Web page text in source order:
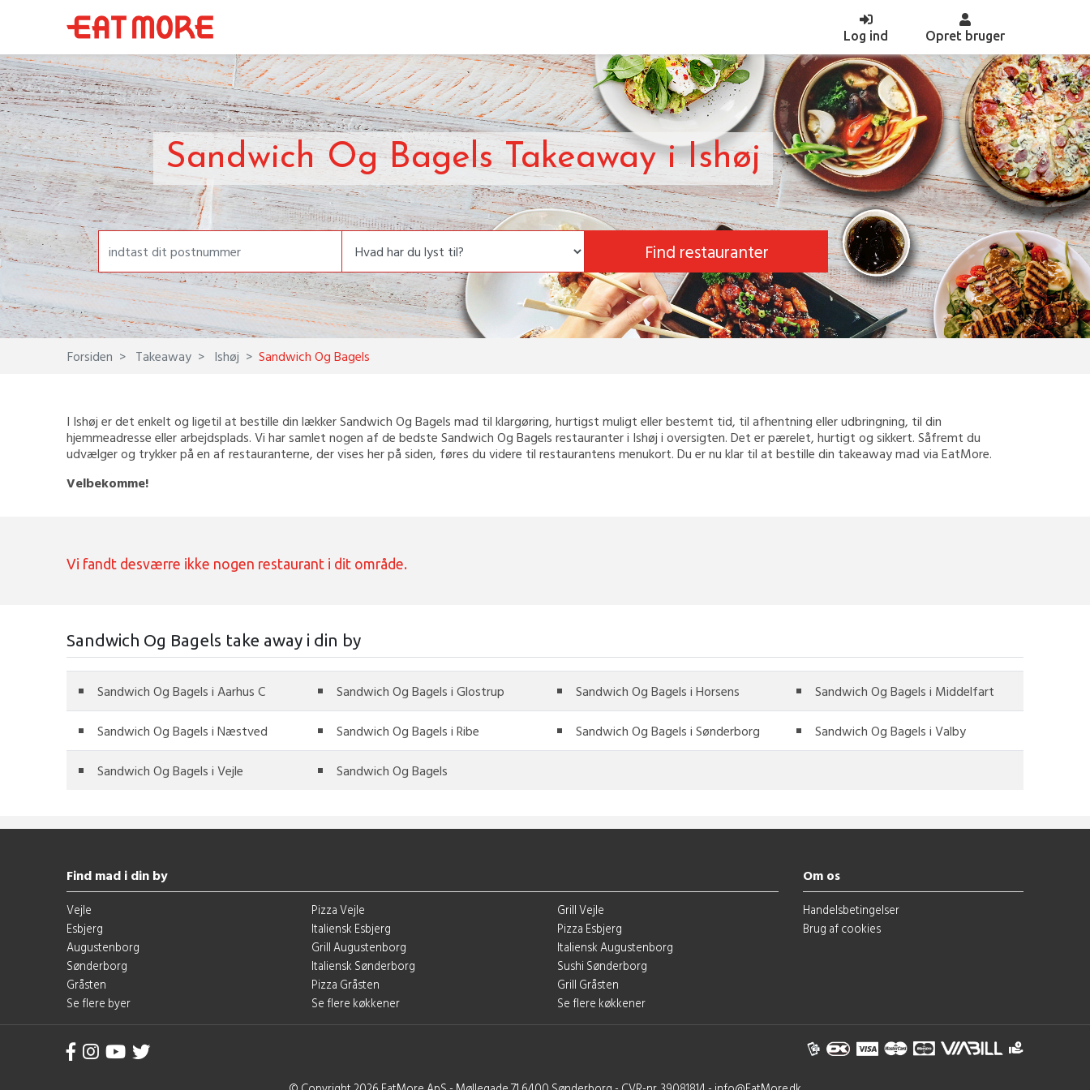
Log ind (current)Opret bruger
Sandwich Og Bagels Takeaway i Ishøj
Find restauranter
Forsiden Takeaway Ishøj Sandwich Og Bagels
I Ishøj er det enkelt og ligetil at bestille din lækker Sandwich Og Bagels mad til klargøring, hurtigst muligt eller bestemt tid, til afhentning eller udbringning, til din
hjemmeadresse eller arbejdsplads. Vi har samlet nogen af de bedste Sandwich Og Bagels restauranter i Ishøj i oversigten. Det er pærelet, hurtigt og sikkert. Såfremt du
udvælger og trykker på en af restauranterne, der vises her på siden, føres du videre til restaurantens menukort. Du er nu klar til at bestille din takeaway mad via EatMore.
Velbekomme!
Vi fandt desværre ikke nogen restaurant i dit område.
Sandwich Og Bagels take away i din by
Sandwich Og Bagels i Aarhus C Sandwich Og Bagels i Glostrup Sandwich Og Bagels i Horsens Sandwich Og Bagels i Middelfart
Sandwich Og Bagels i Næstved Sandwich Og Bagels i Ribe Sandwich Og Bagels i Sønderborg Sandwich Og Bagels i Valby
Sandwich Og Bagels i Vejle Sandwich Og Bagels
Find mad i din by
Vejle
Esbjerg
Augustenborg
Sønderborg
Gråsten
Se flere byer
Pizza Vejle
Italiensk Esbjerg
Grill Augustenborg
Italiensk Sønderborg
Pizza Gråsten
Se flere køkkener
Grill Vejle
Pizza Esbjerg
Italiensk Augustenborg
Sushi Sønderborg
Grill Gråsten
Se flere køkkener
Om os
Handelsbetingelser
Brug af cookies